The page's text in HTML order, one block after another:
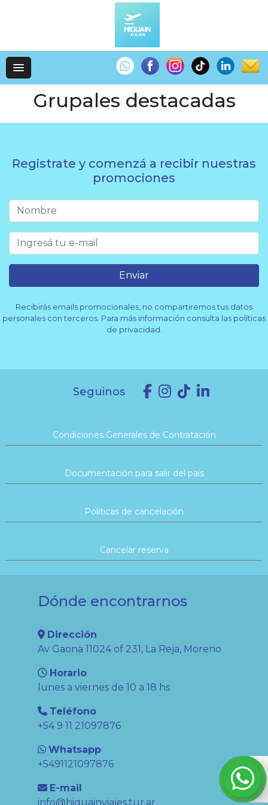
Grupales destacadas
Registrate y comenzá a recibir nuestras
promociones
Enviar
Recibirás emails promocionales, no compartiremos tus datos
personales con terceros. Para más información consulta las políticas
de privacidad.
Seguinos
Condiciones Generales de Contratación
Documentación para salir del país
Políticas de cancelación
Cancelar reserva
Dónde encontrarnos
Dirección
Av Gaona 11024 of 231, La Reja, Moreno
Horario
lunes a viernes de 10 a 18 hs
Teléfono
+54 9 11 21097876
Whatsapp
+5491121097876
E-mail
info@higuainviajes.tur.ar